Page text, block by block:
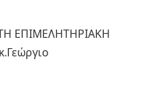
ΕΠΙΜΕΛΗΤΗΡΙΑΚΗ